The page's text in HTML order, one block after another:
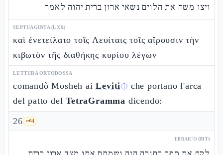
ויצו משה את הלוים נשאי ארון ברית יהוה לאמר
SEPTUAGINTA (LXX)
καὶ ἐνετείλατο τοῖς Λευίταις τοῖς αἴρουσιν τὴν
κιβωτὸν τῆς διαθήκης κυρίου λέγων
LETTURA ORTODOSSA
comandò Mosheh aiLevitiⓘ che portano l'arca
del patto delTetraGramma dicendo:
26 🗝️4
EBRAICO (MT)